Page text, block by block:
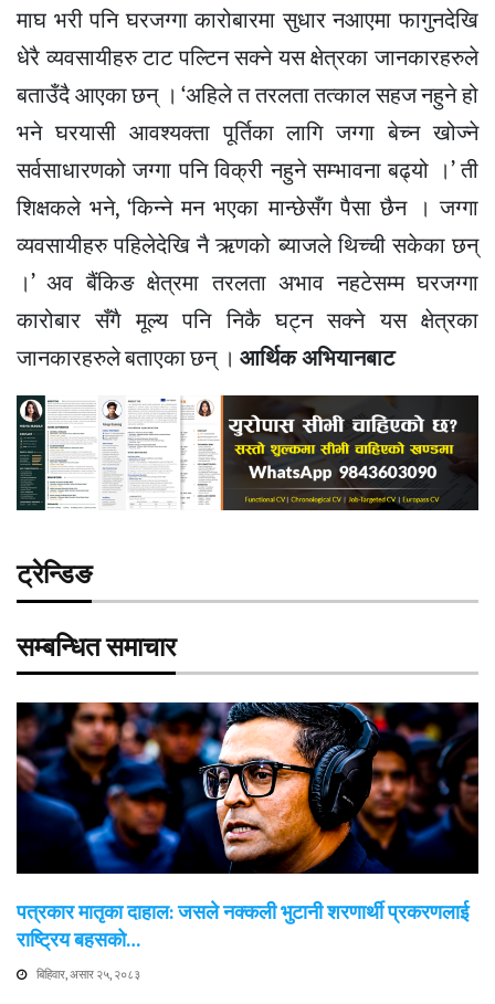
माघ भरी पनि घरजग्गा कारोबारमा सुधार नआएमा फागुनदेखि
धेरै व्यवसायीहरु टाट पल्टिन सक्ने यस क्षेत्रका जानकारहरुले
बताउँदै आएका छन् । ‘अहिले त तरलता तत्काल सहज नहुने हो
भने घरयासी आवश्यक्ता पूर्तिका लागि जग्गा बेच्न खोज्ने
सर्वसाधारणको जग्गा पनि विक्री नहुने सम्भावना बढ्यो ।’ ती
शिक्षकले भने, ‘किन्ने मन भएका मान्छेसँग पैसा छैन । जग्गा
व्यवसायीहरु पहिलेदेखि नै ऋणको ब्याजले थिच्ची सकेका छन्
।’ अव बैंकिङ क्षेत्रमा तरलता अभाव नहटेसम्म घरजग्गा
कारोबार सँगै मूल्य पनि निकै घट्न सक्ने यस क्षेत्रका
जानकारहरुले बताएका छन् । आर्थिक अभियानबाट
ट्रेन्डिङ
सम्बन्धित समाचार
पत्रकार मातृका दाहाल: जसले नक्कली भुटानी शरणार्थी प्रकरणलाई
राष्ट्रिय बहसको…
बिहिवार, असार २५, २०८३